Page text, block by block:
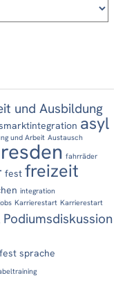
und Ausbildung
asyl
und Arbeit Austausch
fahrräder
fest freizeit
integration
Karrierestart Karrierestart
Podiumsdiskussion
sprache